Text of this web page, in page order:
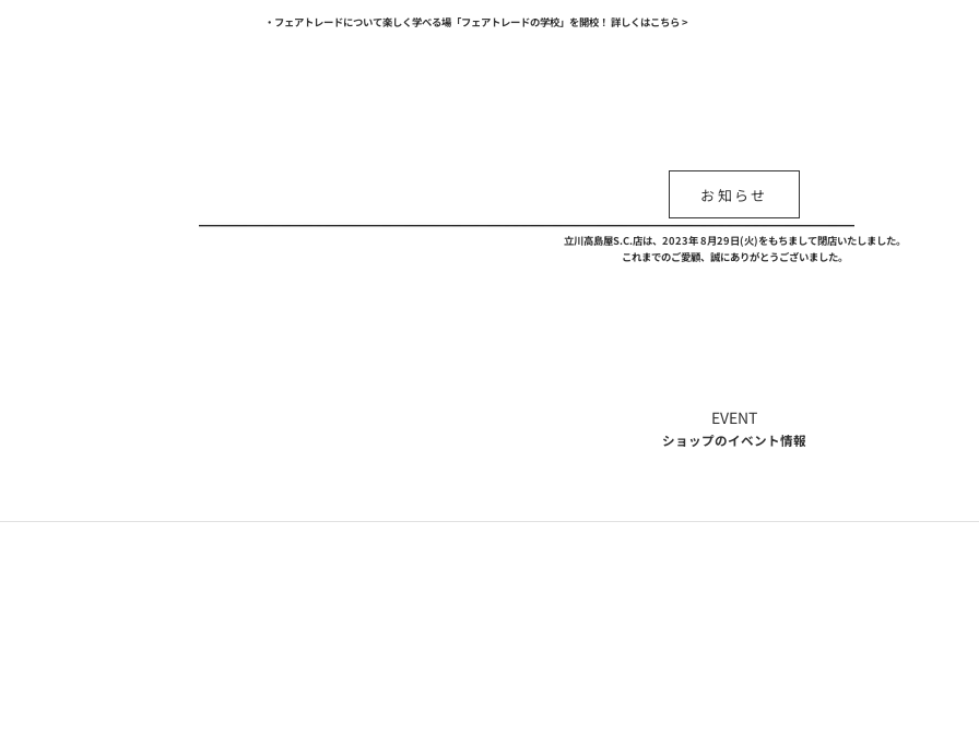
・フェアトレードについて楽しく学べる場「フェアトレードの学校」を開校！ 詳しくはこちら >
お知らせ
立川高島屋S.C.店は、2023年 8月29日(火)をもちまして閉店いたしました。
これまでのご愛顧、誠にありがとうございました。
EVENT
ショップのイベント情報